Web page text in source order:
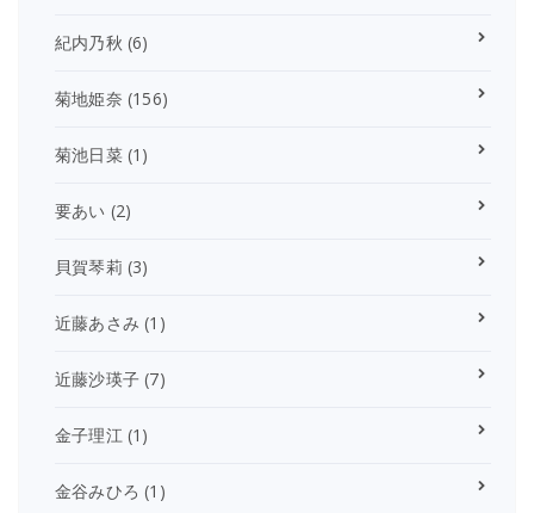
紀内乃秋 (6)
菊地姫奈 (156)
菊池日菜(1)
要あい (2)
貝賀琴莉 (3)
近藤あさみ (1)
近藤沙瑛子 (7)
金子理江(1)
金谷みひろ (1)